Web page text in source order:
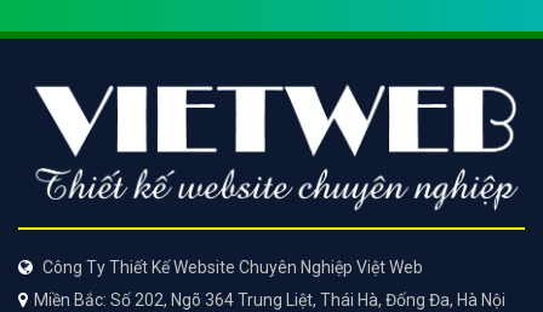
Công Ty Thiết Kế Website Chuyên Nghiệp Việt Web
Miền Bắc: Số 202, Ngõ 364 Trung Liệt, Thái Hà, Đống Đa, Hà Nội